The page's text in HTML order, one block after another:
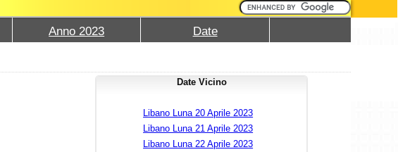
Anno 2023 Date
Date Vicino
Libano Luna 20 Aprile 2023
Libano Luna 21 Aprile 2023
Libano Luna 22 Aprile 2023